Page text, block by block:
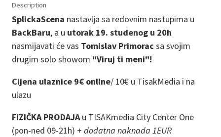
Description
SplickaScena nastavlja sa redovnim nastupima u
BackBaru, a u utorak 19. studenog u 20h
nasmijavati će vas Tomislav Primoracsa svojim
drugim solo showom "Viruj ti meni"!
Cijena ulaznice 9€ online/ 10€ u TisakMedia i na
ulazu
FIZIČKA PRODAJAu TISAKmedia City Center One
(pon-ned 09-21h) + dodatna naknada 1EUR